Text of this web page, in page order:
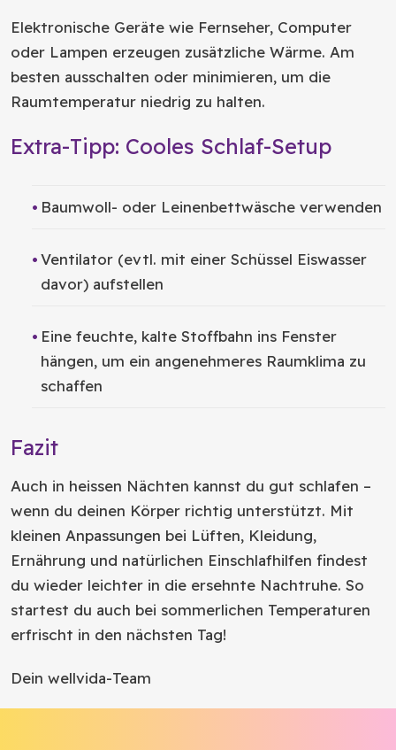
Elektronische Geräte wie Fernseher, Computer
oder Lampen erzeugen zusätzliche Wärme. Am
besten ausschalten oder minimieren, um die
Raumtemperatur niedrig zu halten.
Extra-Tipp: Cooles Schlaf-Setup
Baumwoll- oder Leinenbettwäsche verwenden
Ventilator (evtl. mit einer Schüssel Eiswasser
davor) aufstellen
Eine feuchte, kalte Stoffbahn ins Fenster
hängen, um ein angenehmeres Raumklima zu
schaffen
Fazit
Auch in heissen Nächten kannst du gut schlafen –
wenn du deinen Körper richtig unterstützt. Mit
kleinen Anpassungen bei Lüften, Kleidung,
Ernährung und natürlichen Einschlafhilfen findest
du wieder leichter in die ersehnte Nachtruhe. So
startest du auch bei sommerlichen Temperaturen
erfrischt in den nächsten Tag!
Dein wellvida-Team